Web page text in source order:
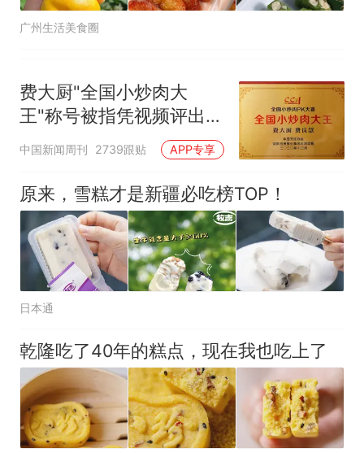
广州生活美食圈
费大厨"全国小炒肉大
王"称号被指凭视频评出
官方回应
中国新闻周刊 2739跟贴 APP专享
原来，雪糕才是新疆必吃榜TOP！
日本通
乾隆吃了40年的糕点，现在我也吃上了